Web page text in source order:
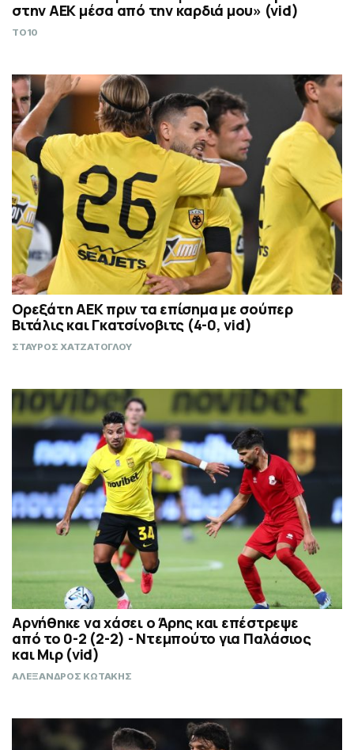
στην ΑΕΚ μέσα από την καρδιά μου» (vid)
TO10
Ορεξάτη ΑΕΚ πριν τα επίσημα με σούπερ
Βιτάλις και Γκατσίνοβιτς (4-0, vid)
ΣΤΑΥΡΟΣ ΧΑΤΖΑΤΟΓΛΟΥ
Αρνήθηκε να χάσει ο Άρης και επέστρεψε
από το 0-2 (2-2) - Ντεμπούτο για Παλάσιος
και Μιρ (vid)
ΑΛΕΞΑΝΔΡΟΣ ΚΩΤΑΚΗΣ